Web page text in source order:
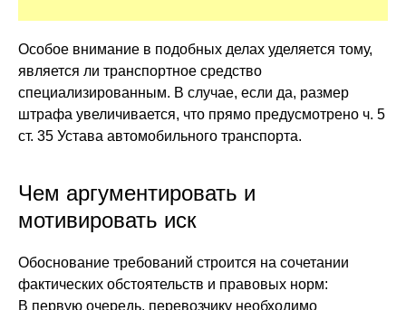
Особое внимание в подобных делах уделяется тому,
является ли транспортное средство
специализированным. В случае, если да, размер
штрафа увеличивается, что прямо предусмотрено ч. 5
ст. 35 Устава автомобильного транспорта.
Чем аргументировать и
мотивировать иск
Обоснование требований строится на сочетании
фактических обстоятельств и правовых норм:
В первую очередь, перевозчику необходимо